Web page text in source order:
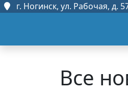
г. Ногинск, ул. Рабочая, д.
Все